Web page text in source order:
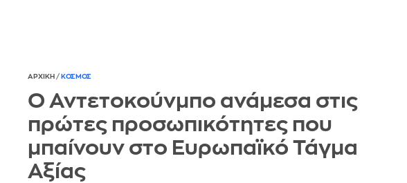
ΑΡΧΙΚΗ / ΚΟΣΜΟΣ
Ο Αντετοκούνμπο ανάμεσα στις
πρώτες προσωπικότητες που
μπαίνουν στο Ευρωπαϊκό Τάγμα
Αξίας